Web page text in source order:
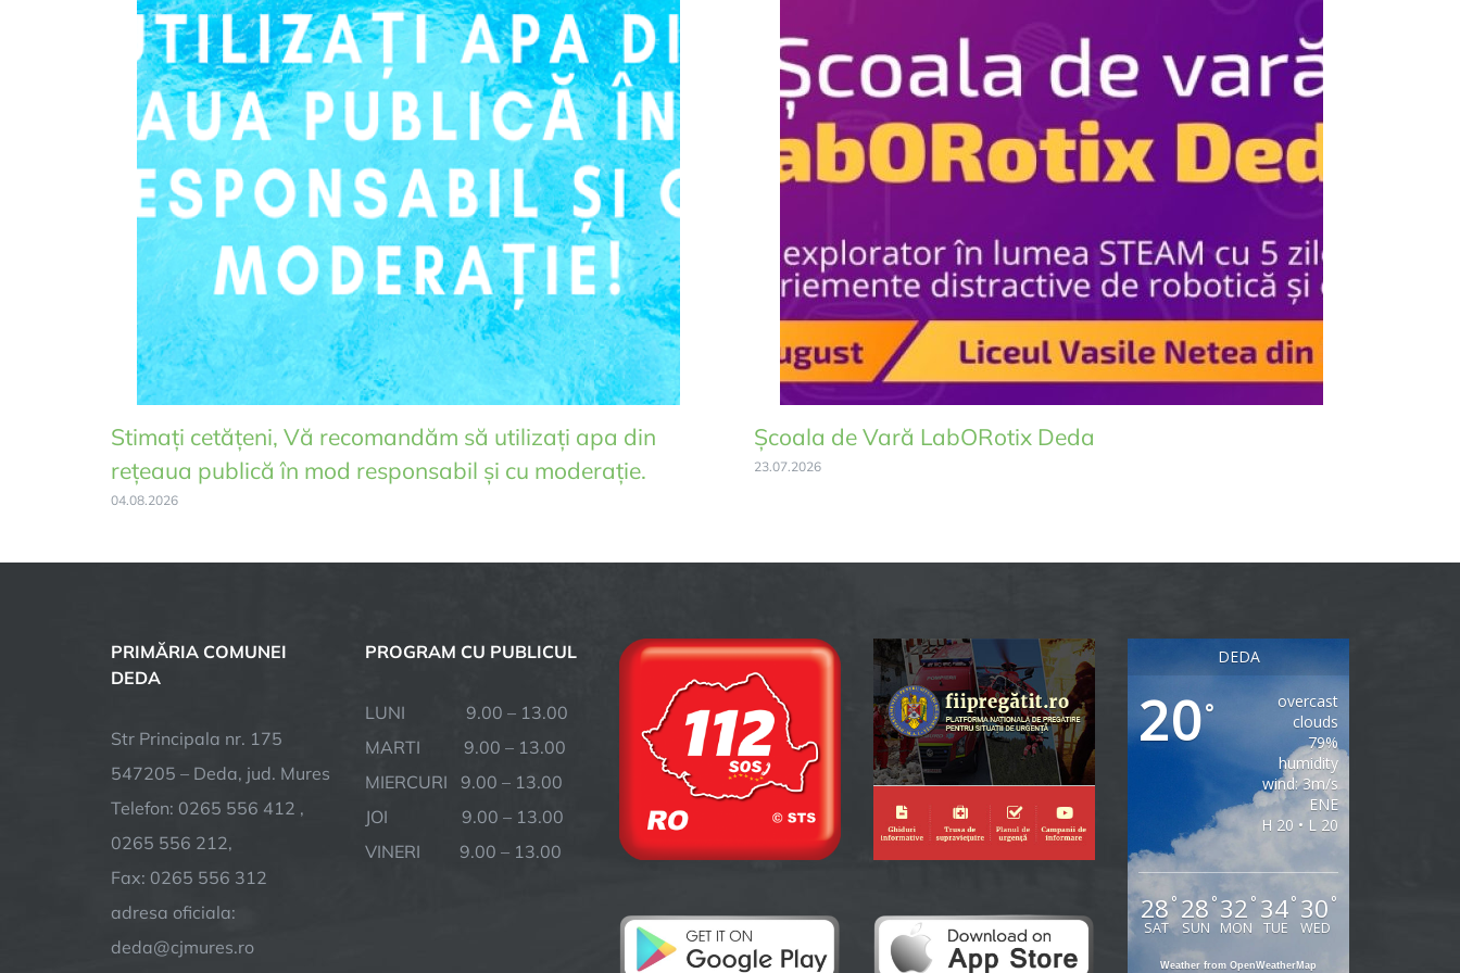
Stimați cetățeni, Vă recomandăm să utilizați apa din
rețeaua publică în mod responsabil și cu moderație.
04.08.2026
Școala de Vară LabORotix Deda
23.07.2026
PRIMĂRIA COMUNEI
DEDA
Str Principala nr. 175
547205 – Deda, jud. Mures
Telefon: 0265 556 412 ,
0265 556 212,
Fax: 0265 556 312
adresa oficiala:
deda@cjmures.ro
PROGRAM CU PUBLICUL
LUNI 9.00 – 13.00
MARTI 9.00 – 13.00
MIERCURI 9.00 – 13.00
JOI 9.00 – 13.00
VINERI 9.00 – 13.00
DEDA
20°
overcast
clouds
79%
humidity
wind: 3m/s
ENE
H 20 • L 20
28°
SAT
28 °
SUN
32 °
MON
34°
TUE
30 °
WED
Weather from OpenWeatherMap